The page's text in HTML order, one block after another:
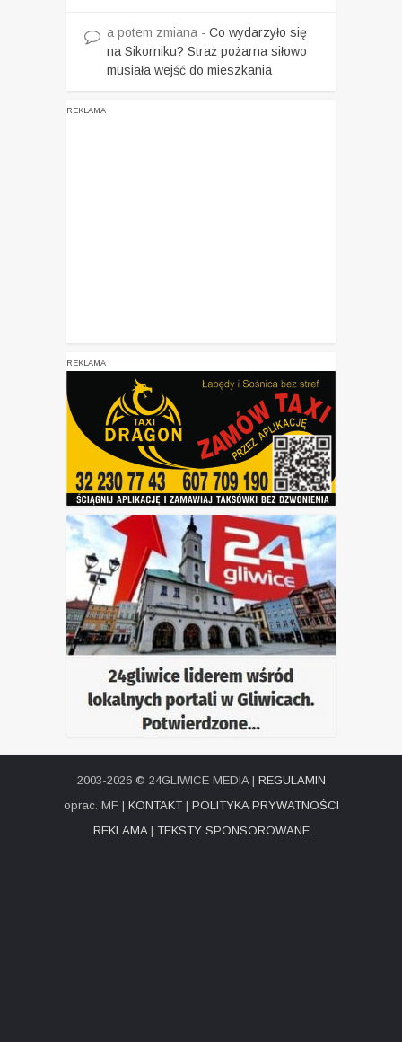
a potem zmiana - Co wydarzyło się
na Sikorniku? Straż pożarna siłowo
musiała wejść do mieszkania
REKLAMA
REKLAMA
2003-2026 © 24GLIWICE MEDIA | REGULAMIN
oprac. MF | KONTAKT| POLITYKA PRYWATNOŚCI
REKLAMA| TEKSTY SPONSOROWANE